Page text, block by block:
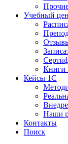
Учебный
Книги
Кейсы 1С
Наши
Контакты
Поиск